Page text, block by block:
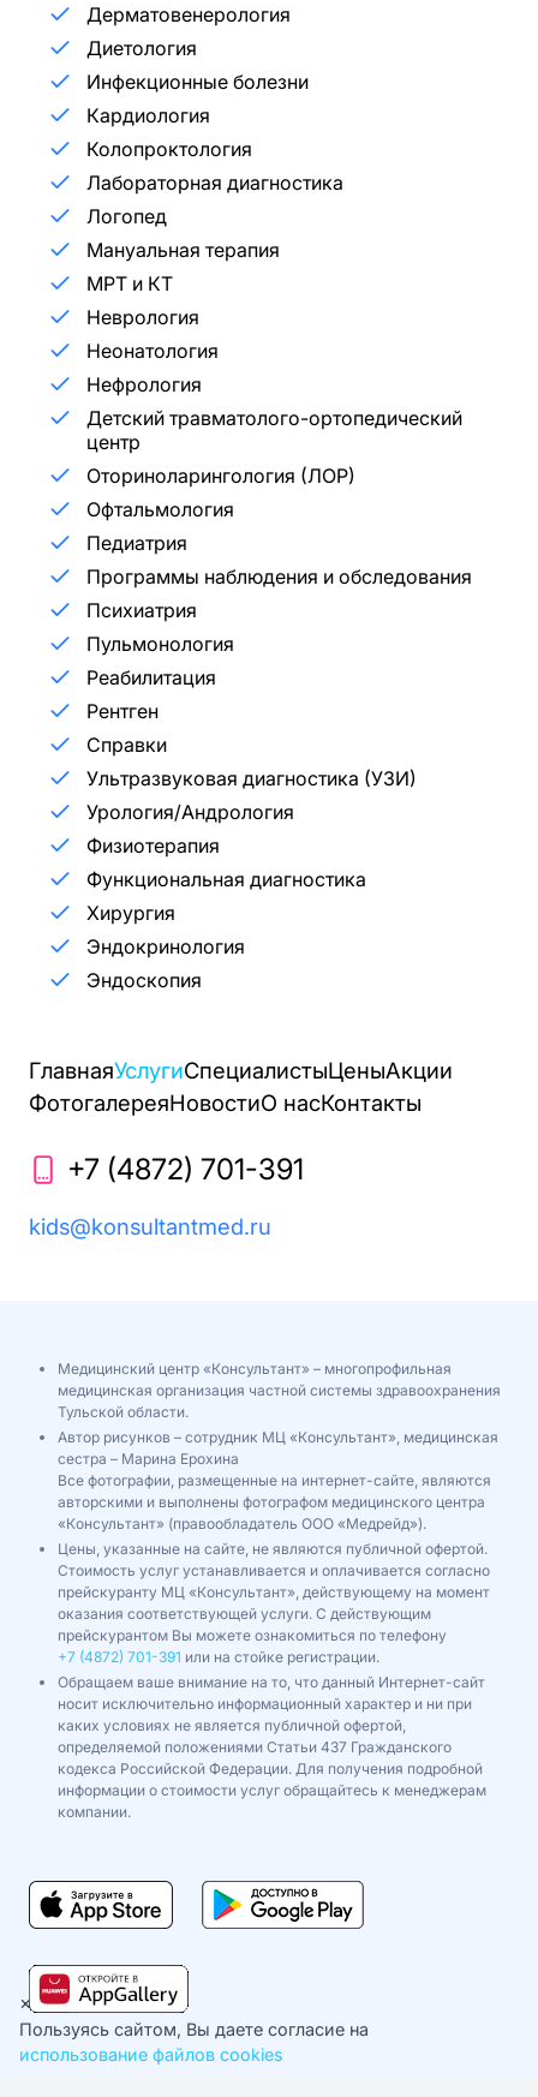
Дерматовенерология
Диетология
Инфекционные болезни
Кардиология
Колопроктология
Лабораторная диагностика
Логопед
Мануальная терапия
МРТ и КТ
Неврология
Неонатология
Нефрология
Детский травматолого-ортопедический
центр
Оториноларингология (ЛОР)
Офтальмология
Педиатрия
Программы наблюдения и обследования
Психиатрия
Пульмонология
Реабилитация
Рентген
Справки
Ультразвуковая диагностика (УЗИ)
Урология/Андрология
Физиотерапия
Функциональная диагностика
Хирургия
Эндокринология
Эндоскопия
ГлавнаяУслугиСпециалистыЦеныАкции
ФотогалереяНовостиО насКонтакты
+7 (4872) 701-391
kids@konsultantmed.ru
Медицинский центр «Консультант» – многопрофильная
медицинская организация частной системы здравоохранения
Тульской области.
Автор рисунков – сотрудник МЦ «Консультант», медицинская
сестра – Марина Ерохина
Все фотографии, размещенные на интернет-сайте, являются
авторскими и выполнены фотографом медицинского центра
«Консультант» (правообладатель ООО «Медрейд»).
Цены, указанные на сайте, не являются публичной офертой.
Стоимость услуг устанавливается и оплачивается согласно
прейскуранту МЦ «Консультант», действующему на момент
оказания соответствующей услуги. С действующим
прейскурантом Вы можете ознакомиться по телефону
+7 (4872) 701-391 или на стойке регистрации.
Обращаем ваше внимание на то, что данный Интернет-сайт
носит исключительно информационный характер и ни при
каких условиях не является публичной офертой,
определяемой положениями Статьи 437 Гражданского
кодекса Российской Федерации. Для получения подробной
информации о стоимости услуг обращайтесь к менеджерам
компании.
×
Пользуясь сайтом, Вы даете согласие на
использование файлов cookies